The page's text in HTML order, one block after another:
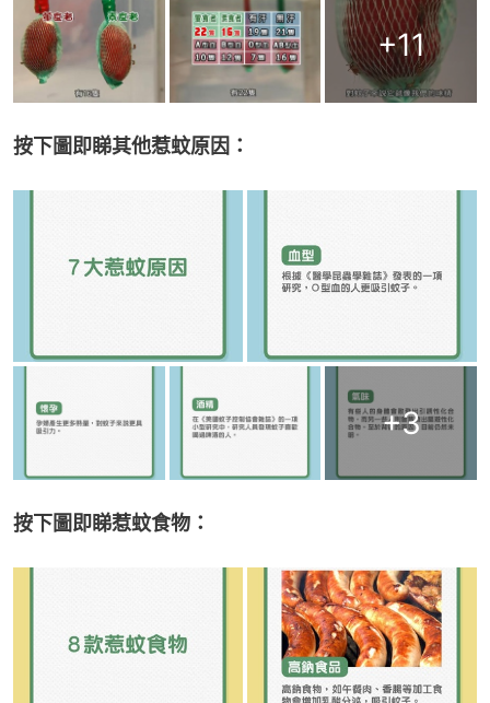
+11
按下圖即睇其他惹蚊原因：
+3
按下圖即睇惹蚊食物：